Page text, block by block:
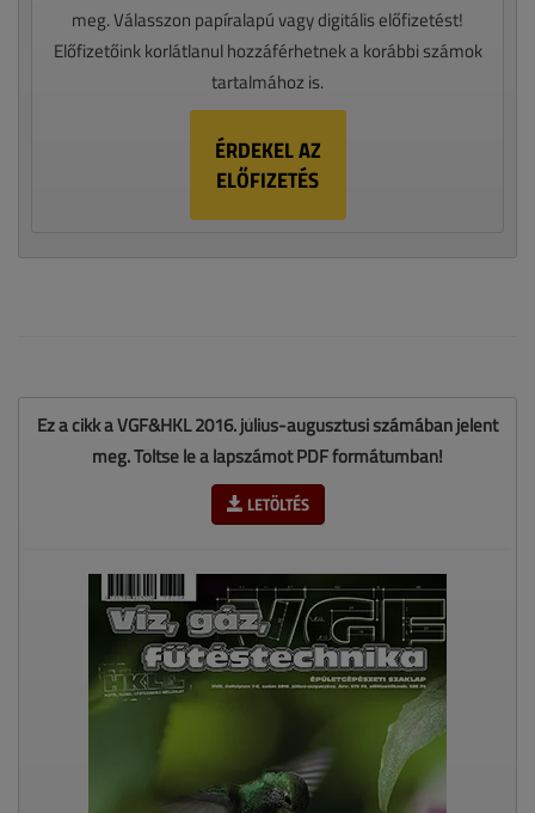
meg. Válasszon papíralapú vagy digitális előfizetést!
Előfizetőink korlátlanul hozzáférhetnek a korábbi számok
tartalmához is.
ÉRDEKEL AZ
ELŐFIZETÉS
Ez a cikk a VGF&HKL 2016. július-augusztusi számában jelent
meg. Töltse le a lapszámot PDF formátumban!
LETÖLTÉS